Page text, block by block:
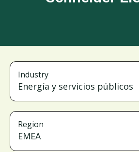
Industry
Energía y servicios públicos
Region
EMEA